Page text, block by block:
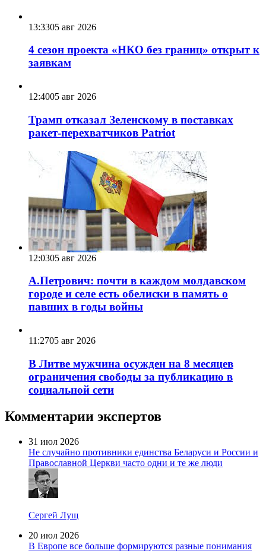
13:3305 авг 2026
4 сезон проекта «НКО без границ» открыт к
заявкам
12:4005 авг 2026
Трамп отказал Зеленскому в поставках
ракет-перехватчиков Patriot
12:0305 авг 2026
А.Петрович: почти в каждом молдавском
городе и селе есть обелиски в память о
павших в годы войны
11:2705 авг 2026
В Литве мужчина осужден на 8 месяцев
ограничения свободы за публикацию в
социальной сети
Комментарии экспертов
31 июл 2026
Не случайно противники единства Беларуси и России и
Православной Церкви часто одни и те же люди
Сергей Лущ
20 июл 2026
В Европе все больше формируются разные понимания